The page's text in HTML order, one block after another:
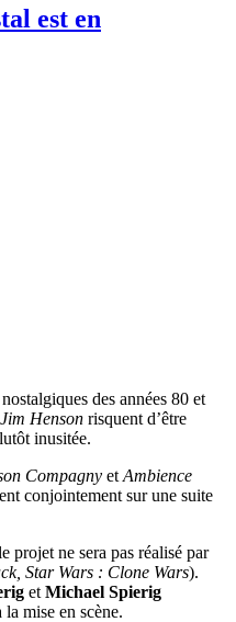
est en
des années 80 et
Jim Henson risquent d’être
inusitée.
Compagny et Ambience
conjointement sur une suite
projet ne sera pas réalisé par
Star Wars : Clone Wars).
et Michael Spierig
mise en scène.